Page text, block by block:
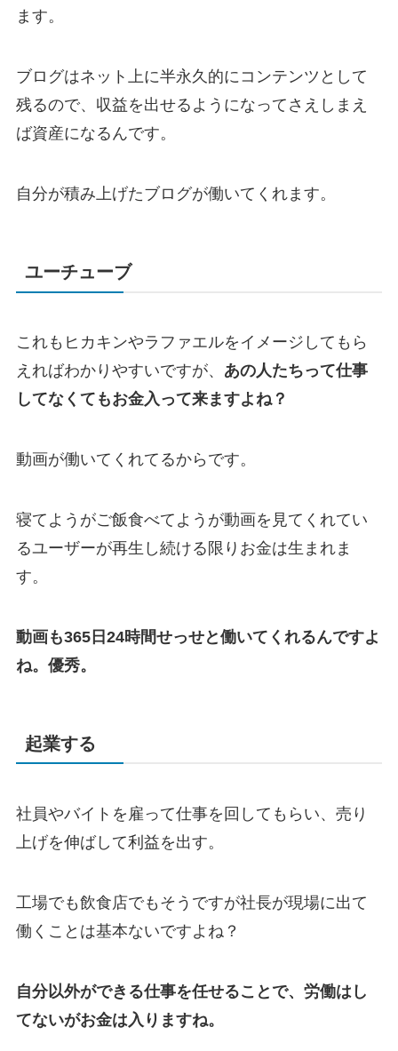
ます。
ブログはネット上に半永久的にコンテンツとして
残るので、収益を出せるようになってさえしまえ
ば資産になるんです。
自分が積み上げたブログが働いてくれます。
ユーチューブ
これもヒカキンやラファエルをイメージしてもら
えればわかりやすいですが、 あの人たちって仕事
してなくてもお金入って来ますよね？
動画が働いてくれてるからです。
寝てようがご飯食べてようが動画を見てくれてい
るユーザーが再生し続ける限りお金は生まれま
す。
動画も365日24時間せっせと働いてくれるんですよ
ね。優秀。
起業する
社員やバイトを雇って仕事を回してもらい、売り
上げを伸ばして利益を出す。
工場でも飲食店でもそうですが社長が現場に出て
働くことは基本ないですよね？
自分以外ができる仕事を任せることで、労働はし
てないがお金は入りますね。